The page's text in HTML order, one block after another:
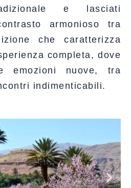
e lasciati
armonioso tra
che caratterizza
completa, dove
emozioni nuove, tra
indimenticabili.